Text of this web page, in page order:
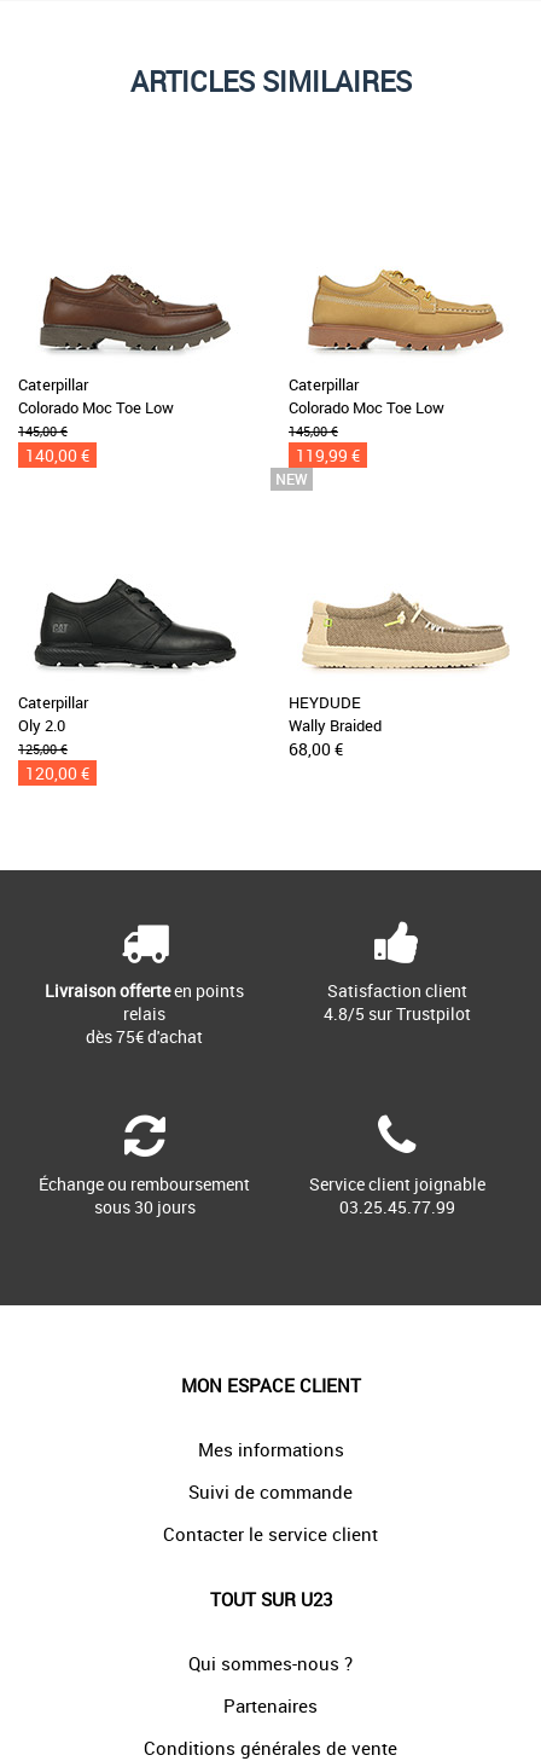
ARTICLES SIMILAIRES
Caterpillar
Colorado Moc Toe Low
145,00 €
140,00 €
Caterpillar
Colorado Moc Toe Low
145,00 €
119,99 €
Caterpillar
Oly 2.0
125,00 €
120,00 €
HEYDUDE
Wally Braided
68,00 €
Livraison offerteen points
relais
dès 75€ d'achat
Satisfaction client
4.8/5 sur Trustpilot
Échange ou remboursement
sous 30 jours
Service client joignable
03.25.45.77.99
MON ESPACE CLIENT
Mes informations
Suivi de commande
Contacter le service client
TOUT SUR U23
Qui sommes-nous ?
Partenaires
Conditions générales de vente